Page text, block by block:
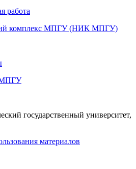
работа
комплекс МПГУ (НИК МПГУ)
МПГУ
государственный университет,
материалов